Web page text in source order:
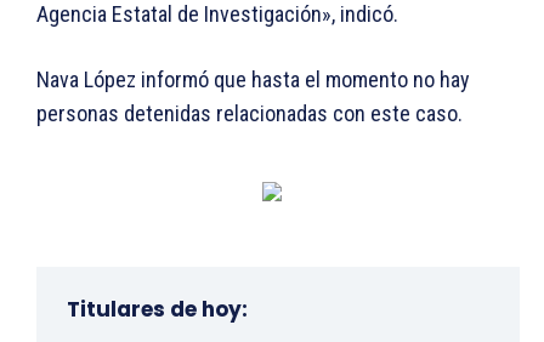
Agencia Estatal de Investigación», indicó.
Nava López informó que hasta el momento no hay
personas detenidas relacionadas con este caso.
Titulares de hoy: